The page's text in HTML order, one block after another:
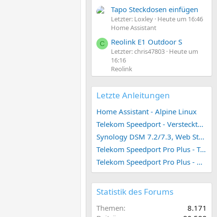
Tapo Steckdosen einfügen
Letzter: Loxley Heute um 16:46
Home Assistant
C Reolink E1 Outdoor S
Letzter: chris47803 Heute um
16:16
Reolink
Letzte Anleitungen
Home Assistant - Alpine Linux
Telekom Speedport - Versteckte Konfigurationen
Synology DSM 7.2/7.3, Web Station 4, Webdienst und Webportal erstellen (ehemals vHost)
Telekom Speedport Pro Plus - Telefonie einrichten
Telekom Speedport Pro Plus - Netzwerk einrichten
Statistik des Forums
Themen
8.171